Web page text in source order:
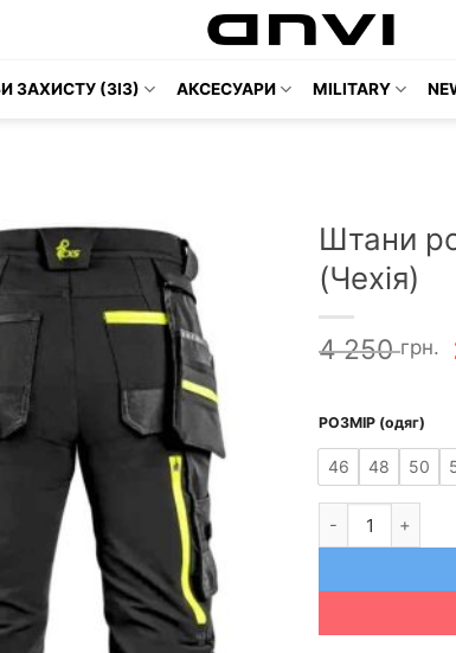
ЗАХИСТУ (ЗІЗ) АКСЕСУАРИ MILITARY
Штани
(Чехія)
4 250грн.
РОЗМІР (одяг)
46 48 50